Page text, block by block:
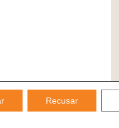
Recusar